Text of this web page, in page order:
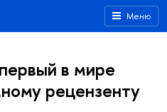
Меню
в мире
рецензенту